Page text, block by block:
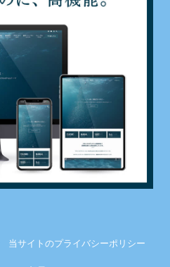
当サイトのプライバシーポリシー